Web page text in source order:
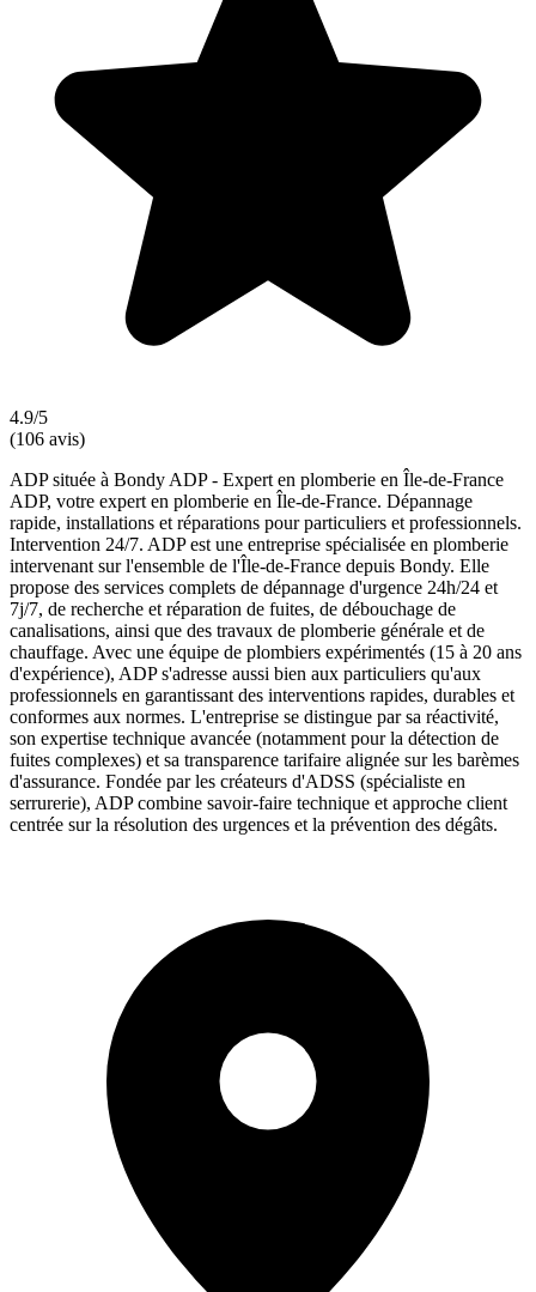
4.9/5
(106 avis)
ADP située à Bondy ADP - Expert en plomberie en Île-de-France
ADP, votre expert en plomberie en Île-de-France. Dépannage
rapide, installations et réparations pour particuliers et professionnels.
Intervention 24/7. ADP est une entreprise spécialisée en plomberie
intervenant sur l'ensemble de l'Île-de-France depuis Bondy. Elle
propose des services complets de dépannage d'urgence 24h/24 et
7j/7, de recherche et réparation de fuites, de débouchage de
canalisations, ainsi que des travaux de plomberie générale et de
chauffage. Avec une équipe de plombiers expérimentés (15 à 20 ans
d'expérience), ADP s'adresse aussi bien aux particuliers qu'aux
professionnels en garantissant des interventions rapides, durables et
conformes aux normes. L'entreprise se distingue par sa réactivité,
son expertise technique avancée (notamment pour la détection de
fuites complexes) et sa transparence tarifaire alignée sur les barèmes
d'assurance. Fondée par les créateurs d'ADSS (spécialiste en
serrurerie), ADP combine savoir-faire technique et approche client
centrée sur la résolution des urgences et la prévention des dégâts.